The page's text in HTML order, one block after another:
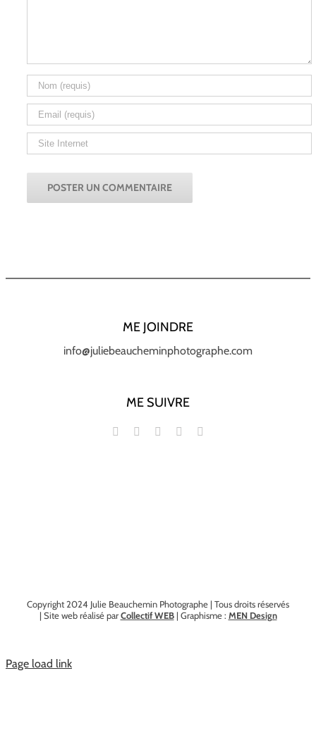
ME JOINDRE
info@juliebeaucheminphotographe.com
ME SUIVRE
Copyright 2024 Julie Beauchemin Photographe | Tous droits réservés
| Site web réalisé parCollectif WEB| Graphisme : MEN Design
Page load link